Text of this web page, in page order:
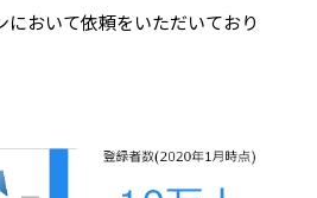
において依頼をいただいており